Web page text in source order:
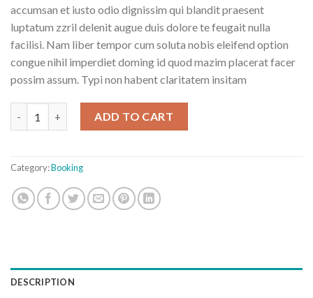
accumsan et iusto odio dignissim qui blandit praesent
luptatum zzril delenit augue duis dolore te feugait nulla
facilisi. Nam liber tempor cum soluta nobis eleifend option
congue nihil imperdiet doming id quod mazim placerat facer
possim assum. Typi non habent claritatem insitam
ADD TO CART
Category:Booking
DESCRIPTION